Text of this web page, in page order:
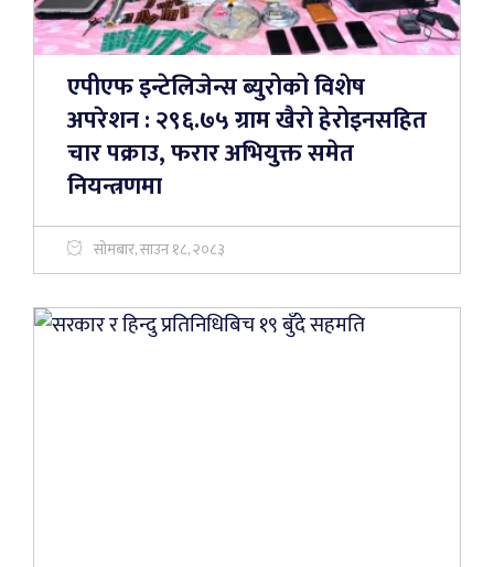
एपीएफ इन्टेलिजेन्स ब्युरोको विशेष
अपरेशन : २९६.७५ ग्राम खैरो हेरोइनसहित
चार पक्राउ, फरार अभियुक्त समेत
नियन्त्रणमा
सोमबार, साउन १८, २०८३